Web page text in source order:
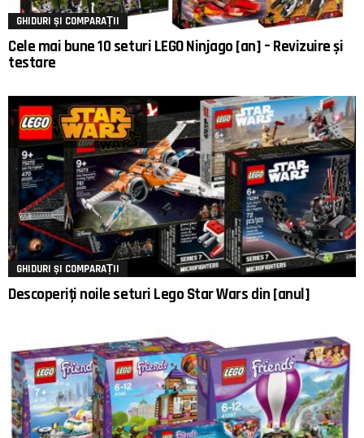
GHIDURI ȘI COMPARAȚII
Cele mai bune 10 seturi LEGO Ninjago [an] – Revizuire și
testare
GHIDURI ȘI COMPARAȚII
Descoperiți noile seturi Lego Star Wars din [anul]